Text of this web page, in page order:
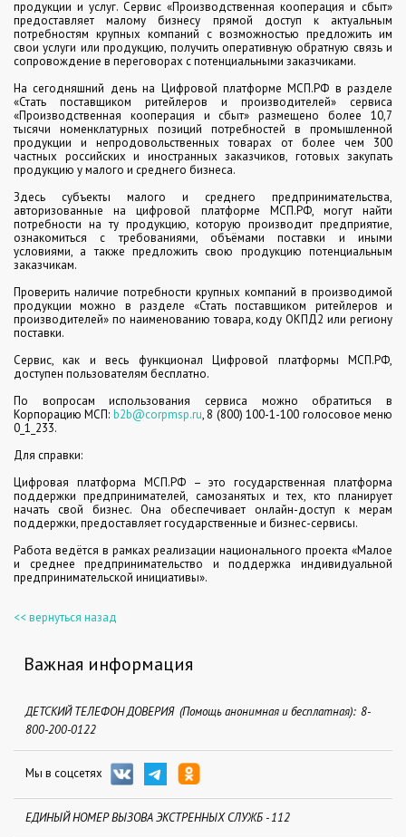
продукции и услуг. Сервис «Производственная кооперация и сбыт»
предоставляет малому бизнесу прямой доступ к актуальным
потребностям крупных компаний с возможностью предложить им
свои услуги или продукцию, получить оперативную обратную связь и
сопровождение в переговорах с потенциальными заказчиками.
На сегодняшний день на Цифровой платформе МСП.РФ в разделе
«Стать поставщиком ритейлеров и производителей» сервиса
«Производственная кооперация и сбыт» размещено более 10,7
тысячи номенклатурных позиций потребностей в промышленной
продукции и непродовольственных товарах от более чем 300
частных российских и иностранных заказчиков, готовых закупать
продукцию у малого и среднего бизнеса.
Здесь субъекты малого и среднего предпринимательства,
авторизованные на цифровой платформе МСП.РФ, могут найти
потребности на ту продукцию, которую производит предприятие,
ознакомиться с требованиями, объёмами поставки и иными
условиями, а также предложить свою продукцию потенциальным
заказчикам.
Проверить наличие потребности крупных компаний в производимой
продукции можно в разделе «Стать поставщиком ритейлеров и
производителей» по наименованию товара, коду ОКПД2 или региону
поставки.
Сервис, как и весь функционал Цифровой платформы МСП.РФ,
доступен пользователям бесплатно.
По вопросам использования сервиса можно обратиться в
Корпорацию МСП: b2b@corpmsp.ru, 8 (800) 100-1-100 голосовое меню
0_1_233.
Для справки:
Цифровая платформа МСП.РФ – это государственная платформа
поддержки предпринимателей, самозанятых и тех, кто планирует
начать свой бизнес. Она обеспечивает онлайн-доступ к мерам
поддержки, предоставляет государственные и бизнес-сервисы.
Работа ведётся в рамках реализации национального проекта «Малое
и среднее предпринимательство и поддержка индивидуальной
предпринимательской инициативы».
<< вернуться назад
Важная информация
ДЕТСКИЙ ТЕЛЕФОН ДОВЕРИЯ (Помощь анонимная и бесплатная): 8-
800-200-0122
Мы в соцсетях
ЕДИНЫЙ НОМЕР ВЫЗОВА ЭКСТРЕННЫХ СЛУЖБ - 112